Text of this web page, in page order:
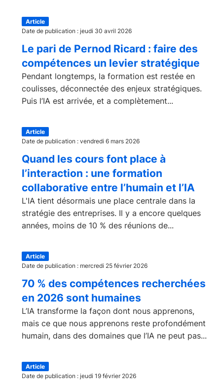
Article
Date de publication : jeudi 30 avril 2026
Le pari de Pernod Ricard : faire des
compétences un levier stratégique
Pendant longtemps, la formation est restée en
coulisses, déconnectée des enjeux stratégiques.
Puis l’IA est arrivée, et a complètement...
Article
Date de publication : vendredi 6 mars 2026
Quand les cours font place à
l’interaction : une formation
collaborative entre l’humain et l’IA
L'IA tient désormais une place centrale dans la
stratégie des entreprises. Il y a encore quelques
années, moins de 10 % des réunions de...
Article
Date de publication : mercredi 25 février 2026
70 % des compétences recherchées
en 2026 sont humaines
L’IA transforme la façon dont nous apprenons,
mais ce que nous apprenons reste profondément
humain, dans des domaines que l’IA ne peut pas...
Article
Date de publication : jeudi 19 février 2026